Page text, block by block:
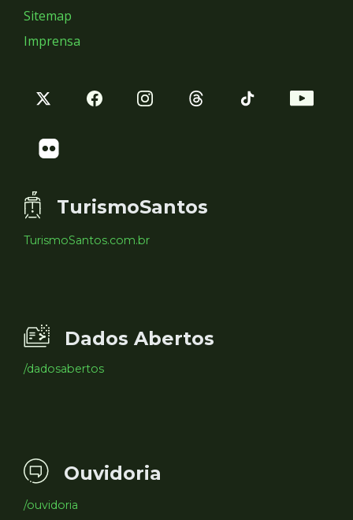
Sitemap
Imprensa
TurismoSantos
TurismoSantos.com.br
Dados Abertos
/dadosabertos
Ouvidoria
/ouvidoria